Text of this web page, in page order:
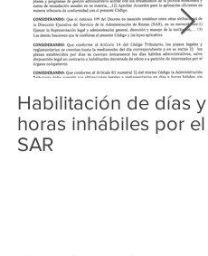
Habilitación de días y
horas inhábiles por el
SAR